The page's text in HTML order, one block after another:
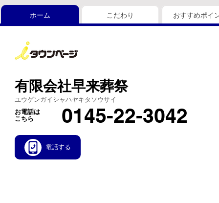
ホーム こだわり おすすめポイ
有限会社早来葬祭
ユウゲンガイシャハヤキタソウサイ
お電話は
こちら
0145-22-3042
電話する